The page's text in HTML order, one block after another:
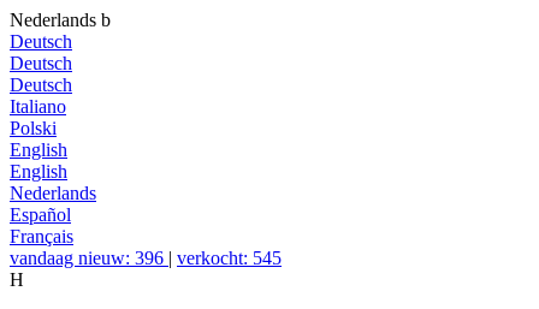
Nederlands b
Deutsch
Deutsch
Deutsch
Italiano
Polski
English
English
Nederlands
Español
Français
vandaag nieuw: 396 | verkocht: 545
H